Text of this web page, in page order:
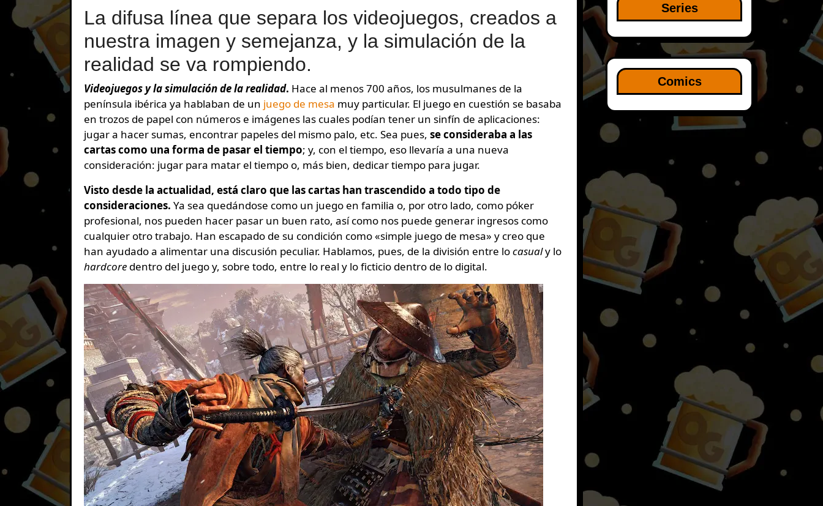
La difusa línea que separa los videojuegos, creados a
nuestra imagen y semejanza, y la simulación de la
realidad se va rompiendo.
Videojuegos y la simulación de la realidad. Hace al menos 700 años, los musulmanes de la
península ibérica ya hablaban de un juego de mesa muy particular. El juego en cuestión se basaba
en trozos de papel con números e imágenes las cuales podían tener un sinfín de aplicaciones:
jugar a hacer sumas, encontrar papeles del mismo palo, etc. Sea pues, se consideraba a las
cartas como una forma de pasar el tiempo; y, con el tiempo, eso llevaría a una nueva
consideración: jugar para matar el tiempo o, más bien, dedicar tiempo para jugar.
Visto desde la actualidad, está claro que las cartas han trascendido a todo tipo de
consideraciones. Ya sea quedándose como un juego en familia o, por otro lado, como póker
profesional, nos pueden hacer pasar un buen rato, así como nos puede generar ingresos como
cualquier otro trabajo. Han escapado de su condición como «simple juego de mesa» y creo que
han ayudado a alimentar una discusión peculiar. Hablamos, pues, de la división entre locasualy lo
hardcore dentro del juego y, sobre todo, entre lo real y lo ficticio dentro de lo digital.
Series
Comics